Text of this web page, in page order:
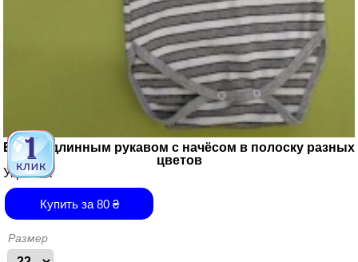
Боди с длинным рукавом с начёсом в полоску разных
цветов
Украина
Купить за 80₴
Размер